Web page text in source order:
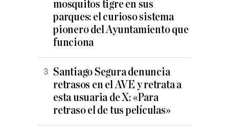
mosquitos tigre en sus
parques: el curioso sistema
pionero del Ayuntamiento que
funciona
Santiago Segura denuncia
retrasos en el AVE y retrata a
esta usuaria de X: «Para
retraso el de tus películas»